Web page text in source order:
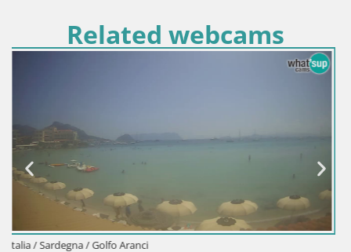
Related webcams
Webcam Porto Pino – Spiaggia in diretta da Sant’Anna